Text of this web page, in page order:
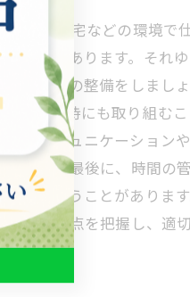
は、自宅などの環境で
ことがあります。それ
ペースの整備をしまし
健康維持にも取り組む
のコミュニケーション
ょう。 最後に、時間の
てしまうことがありま
の注意点を把握し、適